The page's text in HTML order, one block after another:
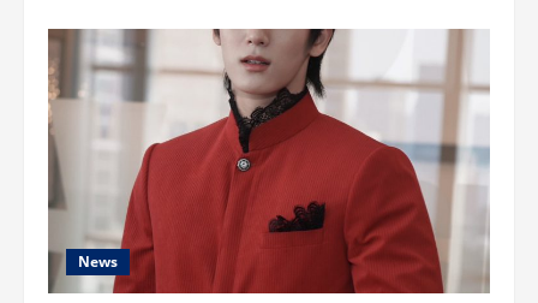
สเอช
รู
Winning
with
News